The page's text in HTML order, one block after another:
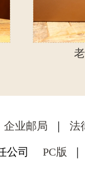
企业邮局 ｜ 法
公司 PC版